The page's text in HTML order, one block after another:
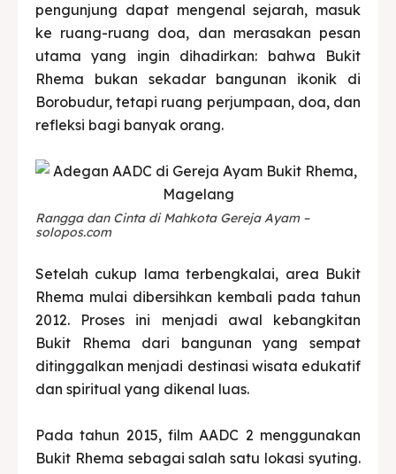
pengunjung dapat mengenal sejarah, masuk
ke ruang-ruang doa, dan merasakan pesan
utama yang ingin dihadirkan: bahwa Bukit
Rhema bukan sekadar bangunan ikonik di
Borobudur, tetapi ruang perjumpaan, doa, dan
refleksi bagi banyak orang.
Rangga dan Cinta di Mahkota Gereja Ayam –
solopos.com
Setelah cukup lama terbengkalai, area Bukit
Rhema mulai dibersihkan kembali pada tahun
2012. Proses ini menjadi awal kebangkitan
Bukit Rhema dari bangunan yang sempat
ditinggalkan menjadi destinasi wisata edukatif
dan spiritual yang dikenal luas.
Pada tahun 2015, film AADC 2 menggunakan
Bukit Rhema sebagai salah satu lokasi syuting.